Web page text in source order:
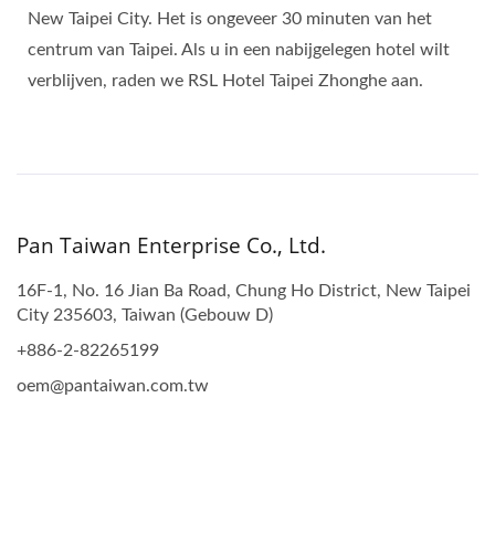
New Taipei City. Het is ongeveer 30 minuten van het
centrum van Taipei. Als u in een nabijgelegen hotel wilt
verblijven, raden we RSL Hotel Taipei Zhonghe aan.
Pan Taiwan Enterprise Co., Ltd.
16F-1, No. 16 Jian Ba Road, Chung Ho District, New Taipei
City 235603, Taiwan (Gebouw D)
+886-2-82265199
oem@pantaiwan.com.tw